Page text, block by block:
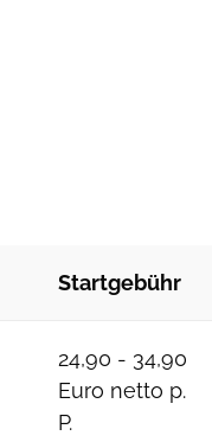
Startgebühr
24,90 - 34,90
Euro netto p.
P.